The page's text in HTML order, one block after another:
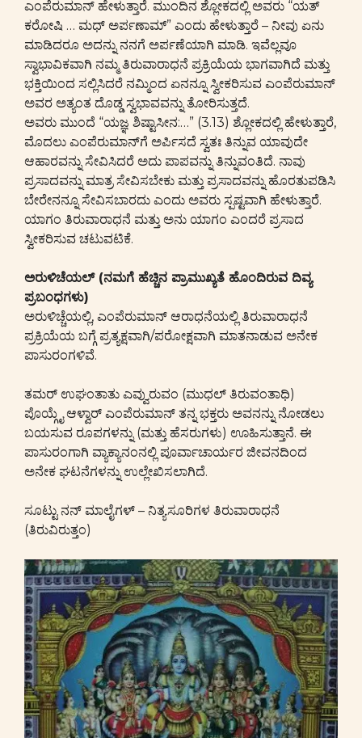
ಎಂಪೆರುಮಾನ್ ಹೇಳುತ್ತಾರೆ. ಮುಂದಿನ ಶ್ಲೋಕದಲ್ಲಿ ಅವರು “ಯತ್
ಕರೋಷಿ … ಮಧ್ ಅರ್ಪಣಾಮ್” ಎಂದು ಹೇಳುತ್ತಾರೆ – ನೀವು ಏನು
ಮಾಡಿದರೂ ಅದನ್ನು ನನಗೆ ಅರ್ಪಣೆಯಾಗಿ ಮಾಡಿ. ಇವೆಲ್ಲವೂ
ಸ್ವಾಭಾವಿಕವಾಗಿ ನಮ್ಮ ತಿರುವಾರಾಧನೆ ಪ್ರಕ್ರಿಯೆಯ ಭಾಗವಾಗಿದೆ ಮತ್ತು
ಭಕ್ತಿಯಿಂದ ಸಲ್ಲಿಸಿದರೆ ನಮ್ಮಿಂದ ಏನನ್ನೂ ಸ್ವೀಕರಿಸುವ ಎಂಪೆರುಮಾನ್
ಅವರ ಅತ್ಯಂತ ದೊಡ್ಡ ಸ್ವಭಾವವನ್ನು ತೋರಿಸುತ್ತದೆ.
ಅವರು ಮುಂದೆ “ಯಜ್ಞ ಶಿಷ್ಟಾಸೀನ:…” (3.13) ಶ್ಲೋಕದಲ್ಲಿ ಹೇಳುತ್ತಾರೆ,
ಮೊದಲು ಎಂಪೆರುಮಾನ್‌ಗೆ ಅರ್ಪಿಸದೆ ಸ್ವತಃ ತಿನ್ನುವ ಯಾವುದೇ
ಆಹಾರವನ್ನು ಸೇವಿಸಿದರೆ ಅದು ಪಾಪವನ್ನು ತಿನ್ನುವಂತಿದೆ. ನಾವು
ಪ್ರಸಾದವನ್ನು ಮಾತ್ರ ಸೇವಿಸಬೇಕು ಮತ್ತು ಪ್ರಸಾದವನ್ನು ಹೊರತುಪಡಿಸಿ
ಬೇರೇನನ್ನೂ ಸೇವಿಸಬಾರದು ಎಂದು ಅವರು ಸ್ಪಷ್ಟವಾಗಿ ಹೇಳುತ್ತಾರೆ.
ಯಾಗಂ ತಿರುವಾರಾಧನೆ ಮತ್ತು ಅನು ಯಾಗಂ ಎಂದರೆ ಪ್ರಸಾದ
ಸ್ವೀಕರಿಸುವ ಚಟುವಟಿಕೆ.
ಅರುಳಿಚೆಯಲ್ (ನಮಗೆ ಹೆಚ್ಚಿನ ಪ್ರಾಮುಖ್ಯತೆ ಹೊಂದಿರುವ ದಿವ್ಯ
ಪ್ರಬಂಧಗಳು)
ಅರುಳಿಚ್ಚೆಯಲ್ಲಿ, ಎಂಪೆರುಮಾನ್ ಆರಾಧನೆಯಲ್ಲಿ ತಿರುವಾರಾಧನೆ
ಪ್ರಕ್ರಿಯೆಯ ಬಗ್ಗೆ ಪ್ರತ್ಯಕ್ಷವಾಗಿ/ಪರೋಕ್ಷವಾಗಿ ಮಾತನಾಡುವ ಅನೇಕ
ಪಾಸುರಂಗಳಿವೆ.
ತಮರ್ ಉಘಂತಾತು ಎವ್ವುರುವಂ (ಮುಧಲ್ ತಿರುವಂತಾಧಿ)
ಪೊಯ್ಗೈ ಆಳ್ವಾರ್ ಎಂಪೆರುಮಾನ್ ತನ್ನ ಭಕ್ತರು ಅವನನ್ನು ನೋಡಲು
ಬಯಸುವ ರೂಪಗಳನ್ನು (ಮತ್ತು ಹೆಸರುಗಳು) ಊಹಿಸುತ್ತಾನೆ. ಈ
ಪಾಸುರಂಗಾಗಿ ವ್ಯಾಕ್ಯಾನಂನಲ್ಲಿ ಪೂರ್ವಾಚಾರ್ಯರ ಜೀವನದಿಂದ
ಅನೇಕ ಘಟನೆಗಳನ್ನು ಉಲ್ಲೇಖಿಸಲಾಗಿದೆ.
ಸೂಟ್ಟು ನನ್ ಮಾಲೈಗಳ್ – ನಿತ್ಯಸೂರಿಗಳ ತಿರುವಾರಾಧನೆ
(ತಿರುವಿರುತ್ತಂ)